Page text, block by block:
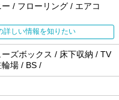
/ フローリング / エアコ
詳しい情報を知りたい
ズボックス / 床下収納 / TV
場 / BS /